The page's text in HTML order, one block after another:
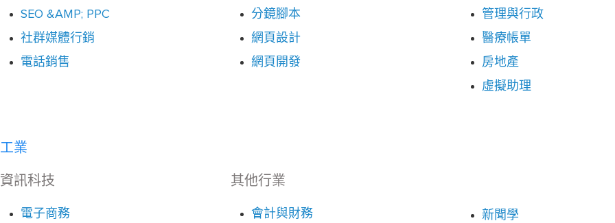
SEO &AMP; PPC
社群媒體行銷
電話銷售
分鏡腳本
網頁設計
網頁開發
管理與行政
醫療帳單
房地產
虛擬助理
工業
資訊科技
電子商務
其他行業
會計與財務
新聞學